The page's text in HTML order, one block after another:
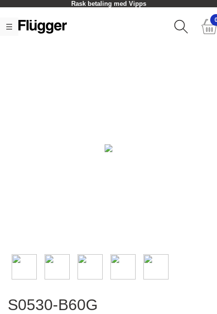
Rask betaling med Vipps
S0530-B60G